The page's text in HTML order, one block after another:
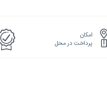
امکان
پرداخت در محل